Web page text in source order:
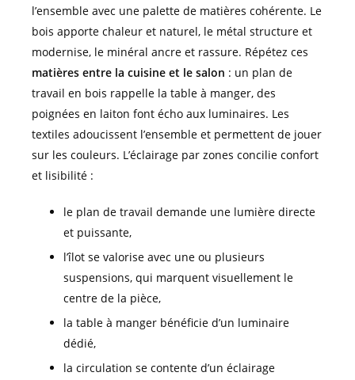
l’ensemble avec une palette de matières cohérente. Le
bois apporte chaleur et naturel, le métal structure et
modernise, le minéral ancre et rassure. Répétez ces
matières entre la cuisine et le salon : un plan de
travail en bois rappelle la table à manger, des
poignées en laiton font écho aux luminaires. Les
textiles adoucissent l’ensemble et permettent de jouer
sur les couleurs. L’éclairage par zones concilie confort
et lisibilité :
le plan de travail demande une lumière directe
et puissante,
l’îlot se valorise avec une ou plusieurs
suspensions, qui marquent visuellement le
centre de la pièce,
la table à manger bénéficie d’un luminaire
dédié,
la circulation se contente d’un éclairage